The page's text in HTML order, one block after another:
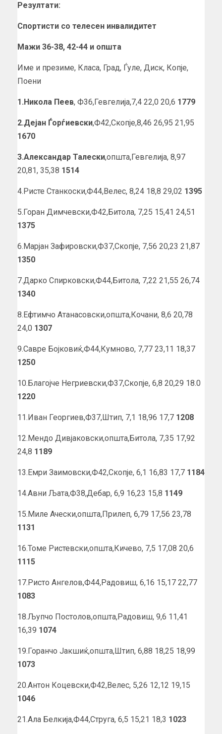
Резултати:
Спортисти со телесен инвалидитет
Мажи 36-38, 42-44 и општа
Име и презиме, Класа, Град, Ѓуле, Диск, Копје,
Поени
1.Никола Пеев, Ф36,Гевгелија,7,4 22,0 20,6 1779
2.Дејан Ѓорѓиевски,Ф42,Скопје,8,46 26,95 21,95
1670
3.Александар Талески,општа,Гевгелија, 8,97
20,81, 35,38 1514
4.Ристе Станкоски,Ф44,Велес, 8,24 18,8 29,02 1395
5.Горан Димчевски,Ф42,Битола, 7,25 15,41 24,51
1375
6.Марјан Зафировски,Ф37,Скопје, 7,56 20,23 21,87
1350
7.Дарко Спирковски,Ф44,Битола, 7,22 21,55 26,74
1340
8.Ефтимчо Атанасовски,општа,Кочани, 8,6 20,78
24,0 1307
9.Савре Бојковиќ,Ф44,Кумново, 7,77 23,11 18,37
1250
10.Благојче Негриевски,Ф37,Скопје, 6,8 20,29 18.0
1220
11.Иван Георгиев,Ф37,Штип, 7,1 18,96 17,7 1208
12.Мендо Дивјаковски,општа,Битола, 7,35 17,92
24,8 1189
13.Емри Заимовски,Ф42,Скопје, 6,1 16,83 17,7 1184
14.Авни Љата,Ф38,Дебар, 6,9 16,23 15,8 1149
15.Миле Ачески,општа,Прилеп, 6,79 17,56 23,78
1131
16.Томе Ристевски,општа,Кичево, 7,5 17,08 20,6
1115
17.Ристо Ангелов,Ф44,Радовиш, 6,16 15,17 22,77
1083
18.Љупчо Постолов,општа,Радовиш, 9,6 11,41
16,39 1074
19.Горанчо Јакшиќ,општа,Штип, 6,88 18,25 18,99
1073
20.Антон Коцевски,Ф42,Велес, 5,26 12,12 19,15
1046
21.Ала Белкија,Ф44,Струга, 6,5 15,21 18,3 1023